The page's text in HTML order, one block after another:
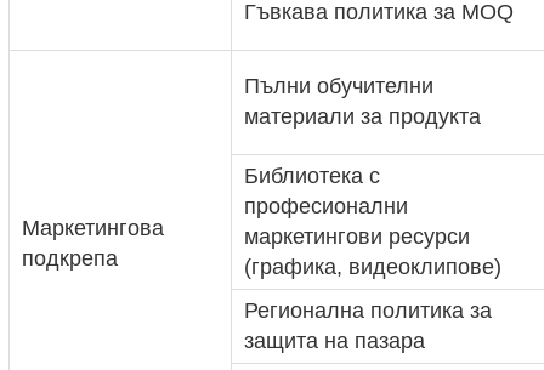
Гъвкава политика за MOQ
Маркетингова
подкрепа
Пълни обучителни
материали за продукта
Библиотека с
професионални
маркетингови ресурси
(графика, видеоклипове)
Регионална политика за
защита на пазара